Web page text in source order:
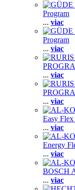
Program
... viac
Program
... viac
... viac
... viac
Easy
... viac
Energy
... viac
BOSCH
... viac